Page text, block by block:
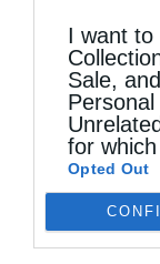
I want to
Sale,
for
Opted Out
Η Εορτή της
Περί
Ο νέος
Ιεροσολύμων